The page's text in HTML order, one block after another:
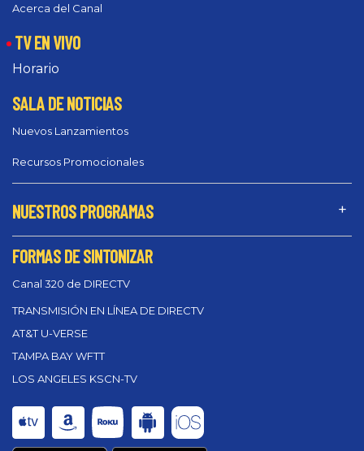
Acerca del Canal
TV EN VIVO
Horario
SALA DE NOTICIAS
Nuevos Lanzamientos
Recursos Promocionales
NUESTROS PROGRAMAS
FORMAS DE SINTONIZAR
Canal 320 de DIRECTV
TRANSMISIÓN EN LÍNEA DE DIRECTV
AT&T U-VERSE
TAMPA BAY WFTT
LOS ANGELES KSCN-TV